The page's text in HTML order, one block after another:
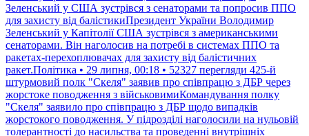
Зеленський у США зустрівся з сенаторами та попросив ППО
для захисту від балістикиПрезидент України Володимир
Зеленський у Капітолії США зустрівся з американськими
сенаторами. Він наголосив на потребі в системах ППО та
ракетах-перехоплювачах для захисту від балістичних
ракет.Політика • 29 липня, 00:18 • 52327 перегляди 425-й
штурмовий полк "Скеля" заявив про співпрацю з ДБР через
жорстоке поводження з військовимиКомандування полку
"Скеля" заявило про співпрацю з ДБР щодо випадків
жорстокого поводження. У підрозділі наголосили на нульовій
толерантності до насильства та проведенні внутрішніх